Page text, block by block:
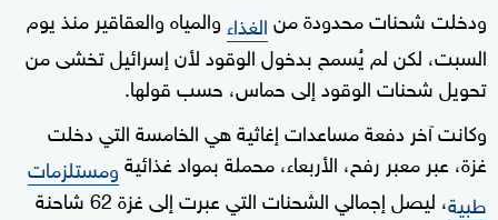
ودخلت شحنات محدودة منالغذاء والمياه والعقاقير منذ يوم
السبت، لكن لم يُسمح بدخول الوقود لأن إسرائيل تخشى من
تحويل شحنات الوقود إلى حماس، حسب قولها.
وكانت آخر دفعة مساعدات إغاثية هي الخامسة التي دخلت
غزة، عبر معبر رفح، الأربعاء، محملة بمواد غذائيةومستلزمات
طبية
، ليصل إجمالي الشحنات التي عبرت إلى غزة 62 شاحنة